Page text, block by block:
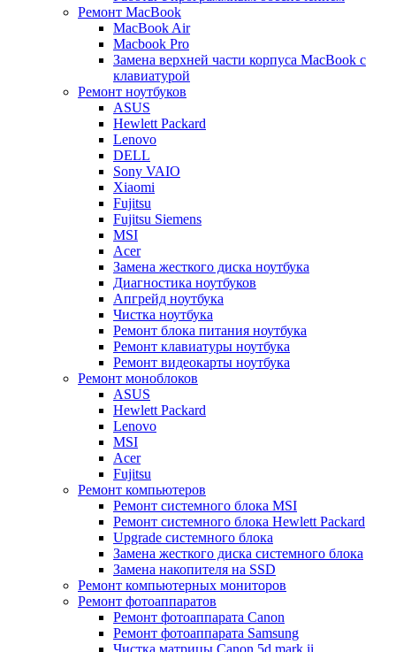
Ремонт MacBook
MacBook Air
Macbook Pro
Замена верхней части корпуса MacBook с
клавиатурой
Ремонт ноутбуков
ASUS
Hewlett Packard
Lenovo
DELL
Sony VAIO
Xiaomi
Fujitsu
Fujitsu Siemens
MSI
Acer
Замена жесткого диска ноутбука
Диагностика ноутбуков
Апгрейд ноутбука
Чистка ноутбука
Ремонт блока питания ноутбука
Ремонт клавиатуры ноутбука
Ремонт видеокарты ноутбука
Ремонт моноблоков
ASUS
Hewlett Packard
Lenovo
MSI
Acer
Fujitsu
Ремонт компьютеров
Ремонт системного блока MSI
Ремонт системного блока Hewlett Packard
Upgrade системного блока
Замена жесткого диска системного блока
Замена накопителя на SSD
Ремонт компьютерных мониторов
Ремонт фотоаппаратов
Ремонт фотоаппарата Canon
Ремонт фотоаппарата Samsung
Чистка матрицы Canon 5d mark ii